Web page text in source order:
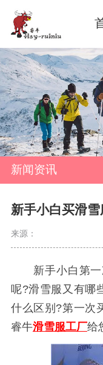
新闻资讯
新手小白买滑
来源：
新手小白第一
呢?滑雪服又有哪
什么区别?第一次
睿牛滑雪服工厂给